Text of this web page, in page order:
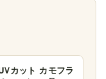
カット カモフラ